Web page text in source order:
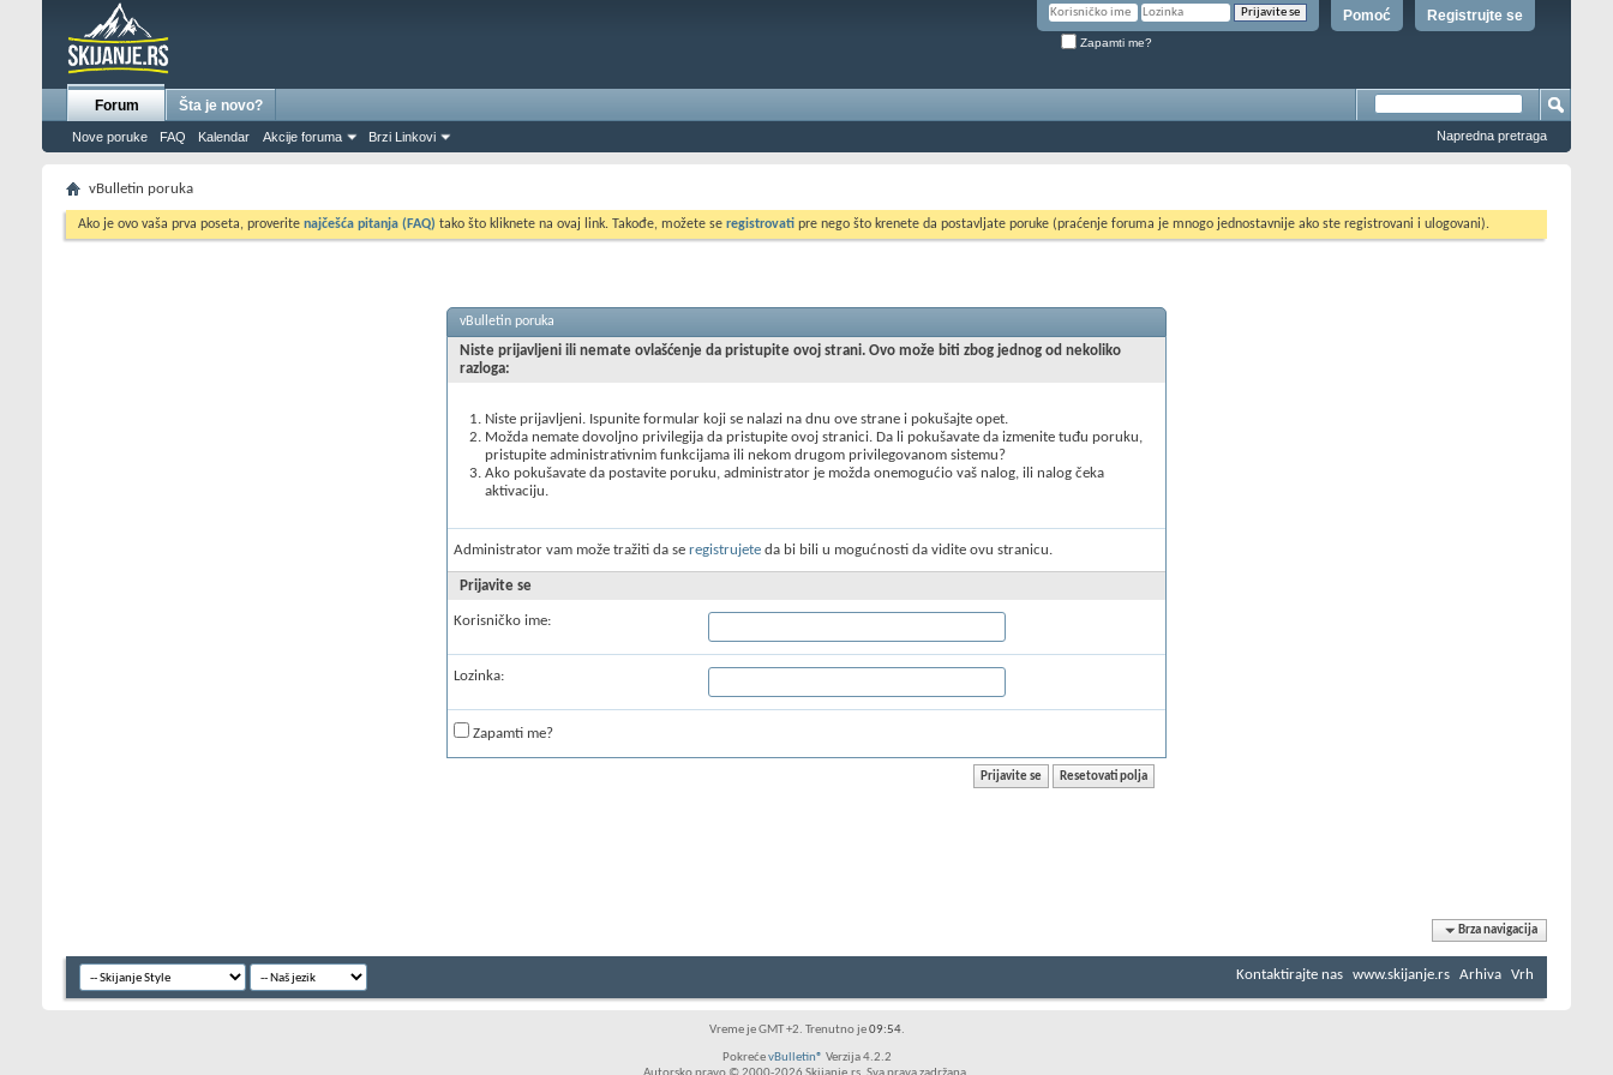
Registrujte se
Pomoć
Zapamti me?
Forum
Nove poruke FAQ Kalendar Akcije foruma Brzi Linkovi
Šta je novo?
Napredna pretraga
vBulletin poruka
Ako je ovo vaša prva poseta, proverite najčešća pitanja (FAQ) tako što kliknete na ovaj link. Takođe, možete se registrovati pre nego što krenete da postavljate poruke (praćenje foruma je mnogo jednostavnije ako ste registrovani i ulogovani).
vBulletin poruka
Niste prijavljeni ili nemate ovlašćenje da pristupite ovoj strani. Ovo može biti zbog jednog od nekoliko
razloga:
Niste prijavljeni. Ispunite formular koji se nalazi na dnu ove strane i pokušajte opet.
Možda nemate dovoljno privilegija da pristupite ovoj stranici. Da li pokušavate da izmenite tuđu poruku,
pristupite administrativnim funkcijama ili nekom drugom privilegovanom sistemu?
Ako pokušavate da postavite poruku, administrator je možda onemogućio vaš nalog, ili nalog čeka
aktivaciju.
Administrator vam može tražiti da se registrujete da bi bili u mogućnosti da vidite ovu stranicu.
Prijavite se
Korisničko ime:
Lozinka:
Zapamti me?
Brza navigacija
Kontaktirajte nas www.skijanje.rs Arhiva Vrh
Vreme je GMT +2. Trenutno je09:54.
PokrećevBulletin® Verzija 4.2.2